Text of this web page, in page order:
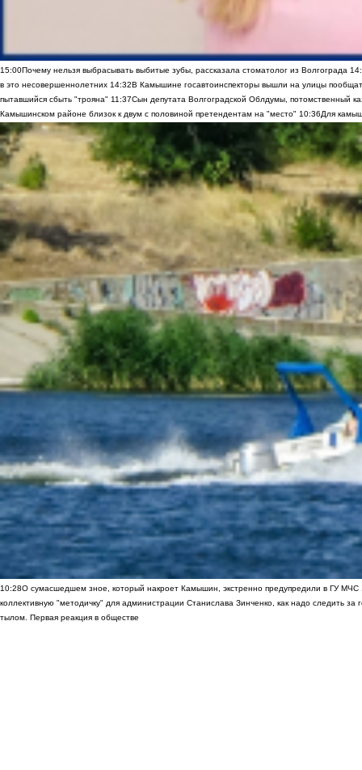
15:00Почему нельзя выбрасывать выбитые зубы, рассказала стоматолог из Волгограда
в это несовершеннолетних 14:32В Камышине госавтоинспекторы вышли на улицы
пытавшийся сбыть "трояна" 11:37Сын депутата Волгоградской Облдумы, потомственный
Камышинском районе близок к двум с половиной претендентам на "место" 10:36Для
10:28О сумасшедшем зное, который накроет Камышин, экстренно предупредили в ГУ МЧС
коллективную "методичку" для администрации Станислава Зинченко, как надо следить за
тылом. Первая реакция в обществе